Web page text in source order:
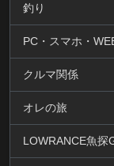
釣り
PC・スマホ・
クルマ関係
オレの旅
LOWRANCE魚探